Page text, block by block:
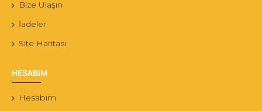
Bize Ulaşın
İadeler
Site Haritası
HESABIM
Hesabım